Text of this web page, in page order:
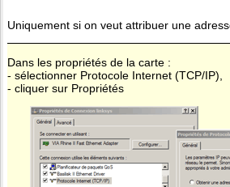
Uniquement si on veut attribuer une
Dans les propriétés de la carte :
- sélectionner Protocole Internet (TCP/IP),
- cliquer sur Propriétés